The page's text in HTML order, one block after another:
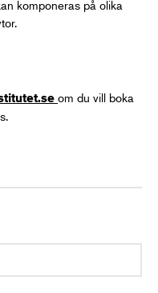
komponeras på olika
om du vill boka